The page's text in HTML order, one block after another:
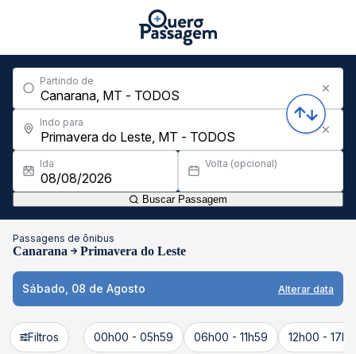
Partindo de
Indo para
Ida Volta (opcional)
Buscar Passagem
Passagens de ônibus
Canarana Primavera do Leste
Sábado, 08 de Agosto Alterar data
Filtros 00h00 - 05h59 06h00 - 11h59 12h00 -